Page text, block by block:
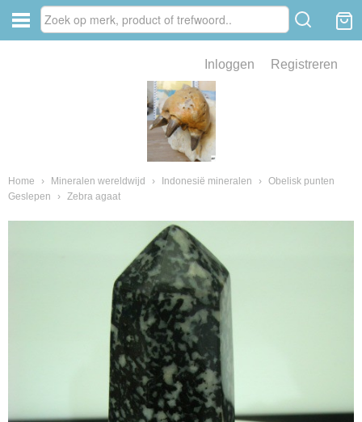
Inloggen Registreren
Home › Mineralen wereldwijd › Indonesië mineralen › Obelisk punten
Geslepen
› Zebra agaat
van fossielen en mineralen